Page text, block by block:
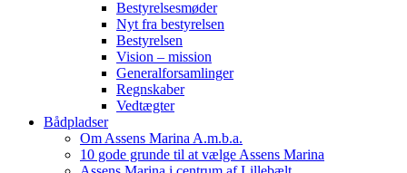
Bestyrelsesmøder
Nyt fra bestyrelsen
Bestyrelsen
Vision – mission
Generalforsamlinger
Regnskaber
Vedtægter
Bådpladser
Om Assens Marina A.m.b.a.
10 gode grunde til at vælge Assens Marina